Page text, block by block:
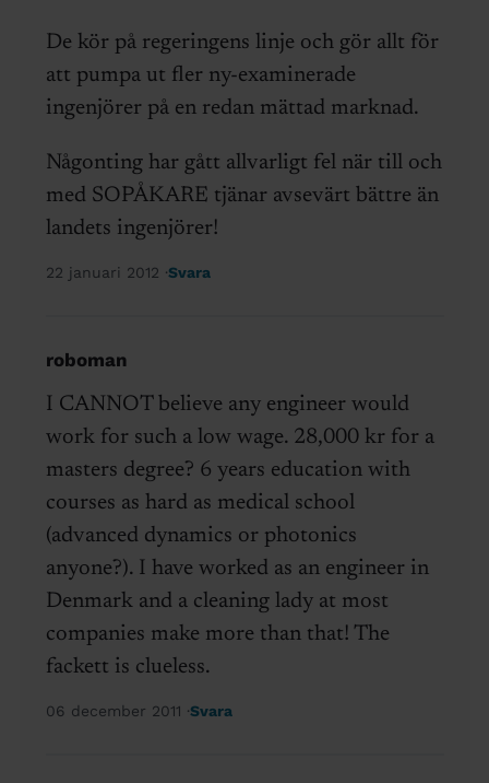
De kör på regeringens linje och gör allt för
att pumpa ut fler ny-examinerade
ingenjörer på en redan mättad marknad.
Någonting har gått allvarligt fel när till och
med SOPÅKARE tjänar avsevärt bättre än
landets ingenjörer!
22 januari 2012 Svara
roboman
I CANNOT believe any engineer would
work for such a low wage. 28,000 kr for a
masters degree? 6 years education with
courses as hard as medical school
(advanced dynamics or photonics
anyone?). I have worked as an engineer in
Denmark and a cleaning lady at most
companies make more than that! The
fackett is clueless.
06 december 2011 Svara